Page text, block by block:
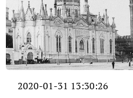
2020-01-31 13:30:26